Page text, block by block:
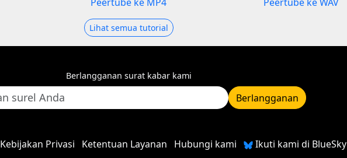
Lihat semua tutorial
Berlangganan surat kabar kami
Berlangganan
Kebijakan Privasi Ketentuan Layanan Hubungi kami Ikuti kami di BlueSky